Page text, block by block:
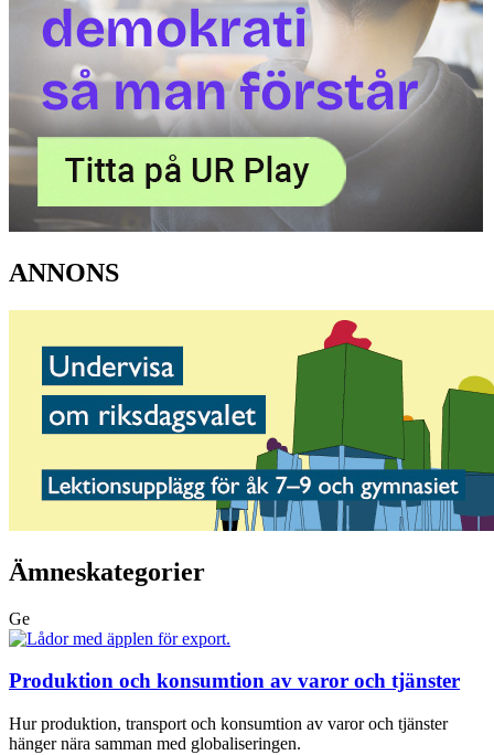
ANNONS
Ämneskategorier
Ge
Produktion och konsumtion av varor och tjänster
Hur produktion, transport och konsumtion av varor och tjänster
hänger nära samman med globaliseringen.